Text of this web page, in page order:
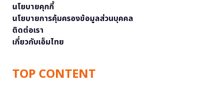
นโยบายคุกกี้
นโยบายการคุ้มครองข้อมูลส่วนบุคคล
ติดต่อเรา
เกี่ยวกับเอ็มไทย
TOP CONTENT